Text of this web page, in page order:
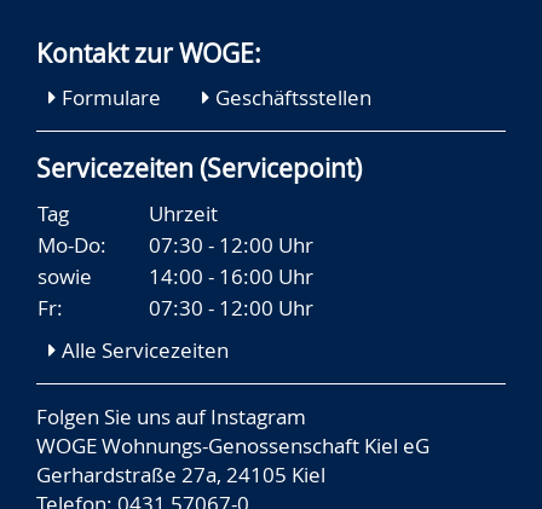
Kontakt zur WOGE:
Formulare Geschäftsstellen
Servicezeiten (Servicepoint)
Tag
Uhrzeit
Mo-Do:
07:30 - 12:00 Uhr
sowie
14:00 - 16:00 Uhr
Fr:
07:30 - 12:00 Uhr
Alle Servicezeiten
Folgen Sie uns aufInstagram
WOGE Wohnungs-Genossenschaft Kiel eG
Gerhardstraße 27a, 24105 Kiel